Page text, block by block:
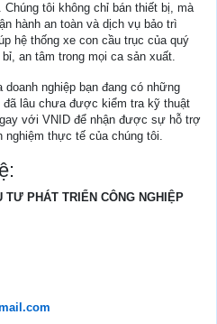
tôi không chỉ bán thiết bị, mà
hành an toàn và dịch vụ bảo trì
hệ thống xe con cầu trục của quý
an tâm trong mọi ca sản xuất.
doanh nghiệp bạn đang có những
lâu chưa được kiểm tra kỹ thuật
với VNID để nhận được sự hỗ trợ
thực tế của chúng tôi.
TƯ PHÁT TRIỂN CÔNG NGHIỆP